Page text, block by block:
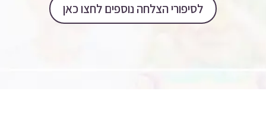
לסיפורי הצלחה נוספים לחצו כאן